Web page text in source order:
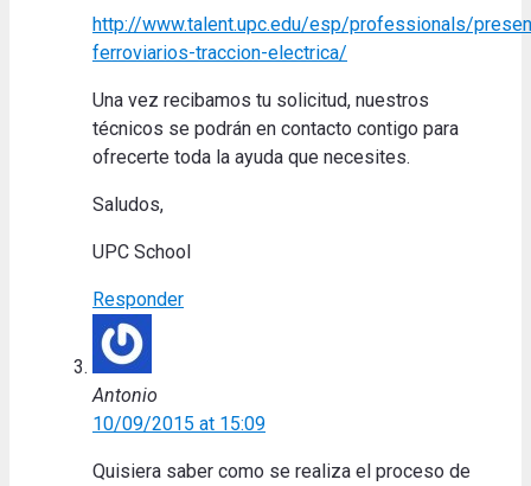
http://www.talent.upc.edu/esp/professionals/
ferroviarios-traccion-electrica/
Una vez recibamos tu solicitud, nuestros
técnicos se podrán en contacto contigo para
ofrecerte toda la ayuda que necesites.
Saludos,
UPC School
Responder
Antonio
10/09/2015 at 15:09
Quisiera saber como se realiza el proceso de